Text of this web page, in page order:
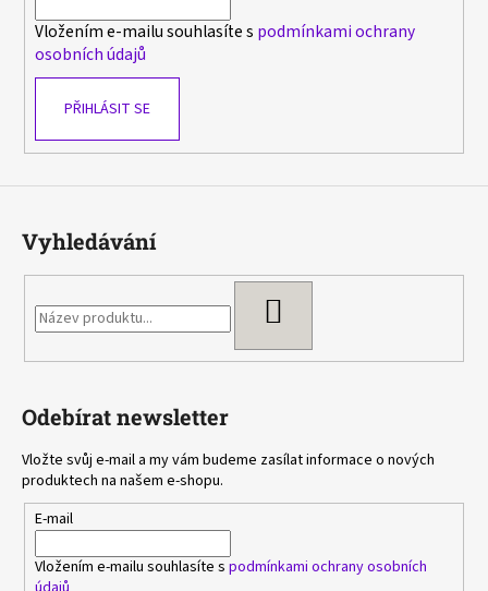
Vložením e-mailu souhlasíte s podmínkami ochrany
osobních údajů
PŘIHLÁSIT SE
Vyhledávání
Odebírat newsletter
Vložte svůj e-mail a my vám budeme zasílat informace o nových
produktech na našem e-shopu.
E-mail
Vložením e-mailu souhlasíte s podmínkami ochrany osobních